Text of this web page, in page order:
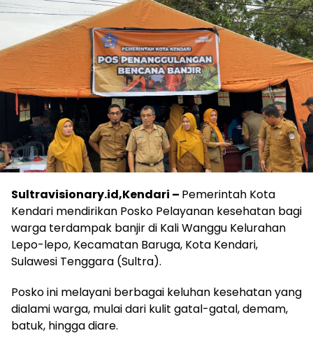
Sultravisionary.id,Kendari – Pemerintah Kota
Kendari mendirikan Posko Pelayanan kesehatan bagi
warga terdampak banjir di Kali Wanggu Kelurahan
Lepo-lepo, Kecamatan Baruga, Kota Kendari,
Sulawesi Tenggara (Sultra).
Posko ini melayani berbagai keluhan kesehatan yang
dialami warga, mulai dari kulit gatal-gatal, demam,
batuk, hingga diare.